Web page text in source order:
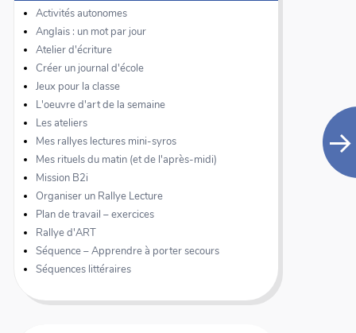
Activités autonomes
Anglais : un mot par jour
Atelier d'écriture
Créer un journal d'école
Jeux pour la classe
L'oeuvre d'art de la semaine
Les ateliers
Mes rallyes lectures mini-syros
Mes rituels du matin (et de l'après-midi)
Mission B2i
Organiser un Rallye Lecture
Plan de travail – exercices
Rallye d'ART
Séquence – Apprendre à porter secours
Séquences littéraires